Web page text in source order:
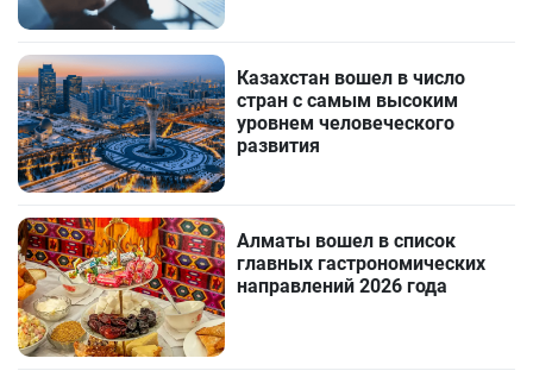
Казахстан вошел в число
стран с самым высоким
уровнем человеческого
развития
Алматы вошел в список
главных гастрономических
направлений 2026 года